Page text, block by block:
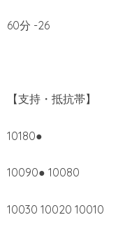
60分 -26
【支持・抵抗帯】
10180●
10090● 10080
10030 10020 10010